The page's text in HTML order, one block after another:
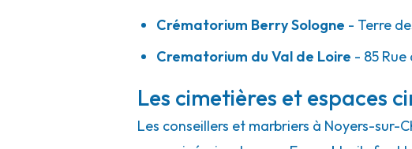
Crématorium Berry Sologne - Terre
Crematorium du Val de Loire - 85
Les cimetières et espaces
Les conseillers et marbriers à Noyers-sur-